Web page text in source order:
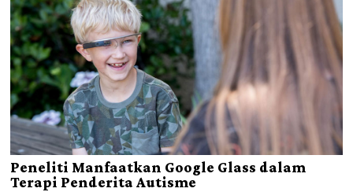
Peneliti Manfaatkan Google Glass dalam
Terapi Penderita Autisme